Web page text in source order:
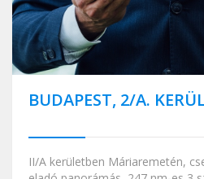
BUDAPEST, 2/A.
II/A kerületben Máriaremetén,